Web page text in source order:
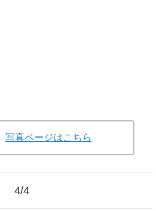
写真ページはこちら
4/4